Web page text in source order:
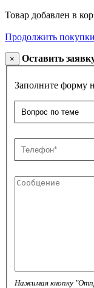
Товар добавлен в
Продолжить
× Оставить
Заполните форму
Нажимая кнопку